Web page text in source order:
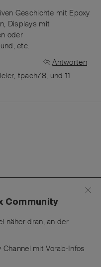
Geschichte mit Epoxy
Displays mit
oder
etc.
Antworten
, tpach78, und 11
Community
näher dran, an der
mit Vorab-Infos